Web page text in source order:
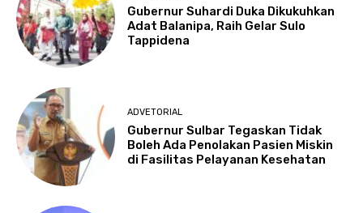
Gubernur Suhardi Duka Dikukuhkan
Adat Balanipa, Raih Gelar Sulo
Tappidena
ADVETORIAL
Gubernur Sulbar Tegaskan Tidak
Boleh Ada Penolakan Pasien Miskin
di Fasilitas Pelayanan Kesehatan